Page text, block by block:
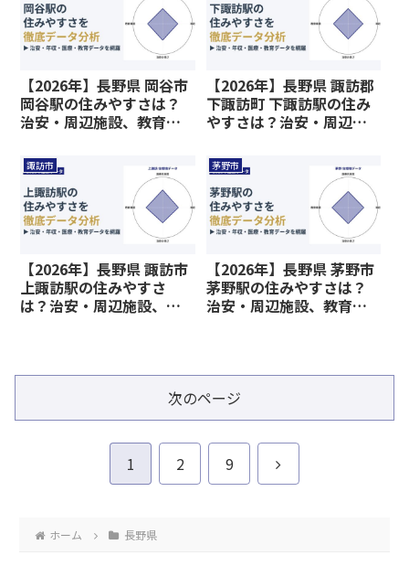
【2026年】長野県 岡谷市
岡谷駅の住みやすさは？
治安・周辺施設、教育環
報を解説
【2026年】長野県 諏訪郡
下諏訪町 下諏訪駅の住み
やすさは？治安・周辺施
に関わる情報を解説
諏訪市
【2026年】長野県 諏訪市
上諏訪駅の住みやすさ
は？治安・周辺施設、教
茅野市
【2026年】長野県 茅野市
茅野駅の住みやすさは？
治安・周辺施設、教育環
次のページ
1 2 9
次
ホーム 長野県